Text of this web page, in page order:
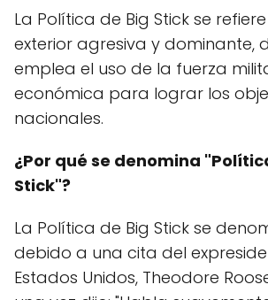
La Política de Big Stick se
exterior agresiva y dominante,
emplea el uso de la fuerza
económica para lograr los
nacionales.
¿Por qué se denomina
Stick"?
La Política de Big Stick se
debido a una cita del
Estados Unidos, Theodore